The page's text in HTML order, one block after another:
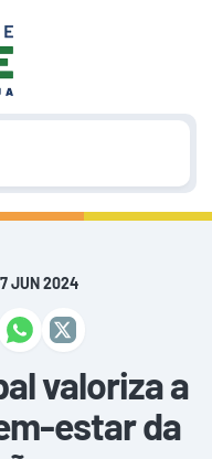
JUN 2024
valoriza a
estar da